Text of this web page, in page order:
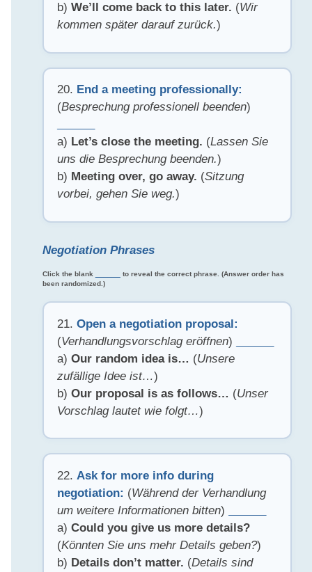
b)We’ll come back to this later. (Wir
kommen später darauf zurück.)
20. End a meeting professionally:
(Besprechung professionell beenden)
a) Let’s close the meeting. (Lassen Sie
uns die Besprechung beenden.)
b) Meeting over, go away. (Sitzung
vorbei, gehen Sie weg.)
Negotiation Phrases
Click the blank
to reveal the correct phrase. (Answer order has
been randomized.)
21.Open a negotiation proposal:
(Verhandlungsvorschlag eröffnen)
a)Our random idea is… (Unsere
zufällige Idee ist…)
b)Our proposal is as follows… (Unser
Vorschlag lautet wie folgt…)
22. Ask for more info during
negotiation: (Während der Verhandlung
um weitere Informationen bitten)
a)Could you give us more details?
(Könnten Sie uns mehr Details geben?)
b) Details don’t matter. (Details sind